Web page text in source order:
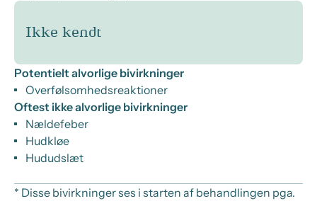
Ikke kendt
Potentielt alvorlige bivirkninger
Overfølsomhedsreaktioner
Oftest ikke alvorlige bivirkninger
Nældefeber
Hudkløe
Hududslæt
* Disse bivirkninger ses i starten af behandlingen pga.